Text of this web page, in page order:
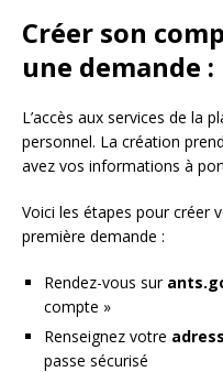
Créer son
une demande :
L’accès aux services de la
personnel. La création
avez vos informations à
Voici les étapes pour créer
première demande :
Rendez-vous sur
compte »
Renseignez votre
passe sécurisé